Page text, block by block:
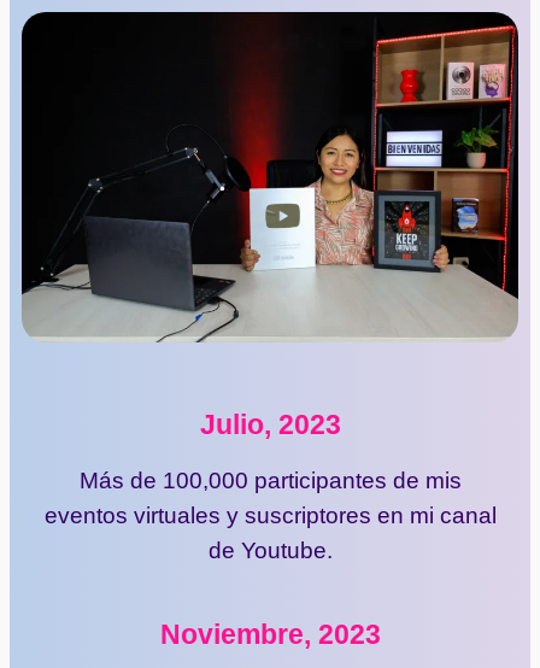
Julio, 2023
Más de 100,000 participantes de mis
eventos virtuales y suscriptores en mi canal
de Youtube.
Noviembre, 2023